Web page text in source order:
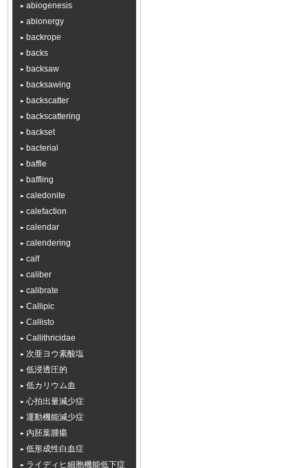
abiogenesis
abionergy
backrope
backs
backsaw
backsawing
backscatter
backscattering
backset
bacterial
baffle
baffling
caledonite
calefaction
calendar
calendering
calf
caliber
calibrate
Callipic
Callisto
Callithricidae
次亜ヨウ素酸塩
低浸透圧的
低カリウム血
心拍出量減少症
運動機能減少症
内胚葉腫瘍
低形成性白血症
ライディヒ細胞機能低下症